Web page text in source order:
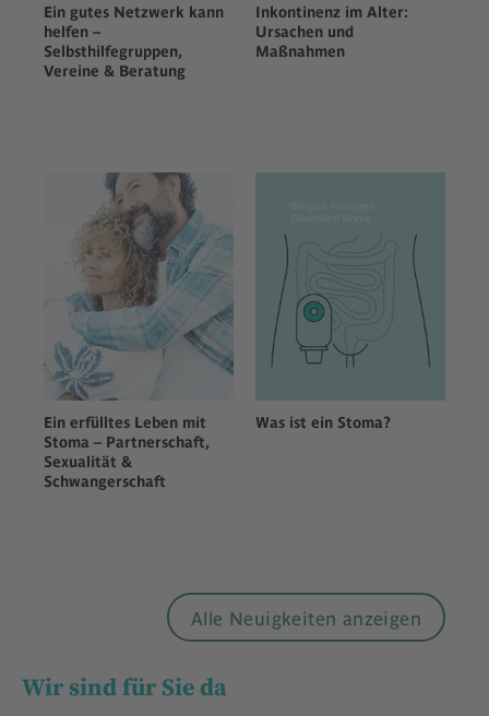
Ein gutes Netzwerk kann
helfen –
Selbsthilfegruppen,
Vereine & Beratung
Inkontinenz im Alter:
Ursachen und
Maßnahmen
Ein erfülltes Leben mit
Stoma – Partnerschaft,
Sexualität &
Schwangerschaft
Was ist ein Stoma?
Alle Neuigkeiten anzeigen
Wir sind für Sie da